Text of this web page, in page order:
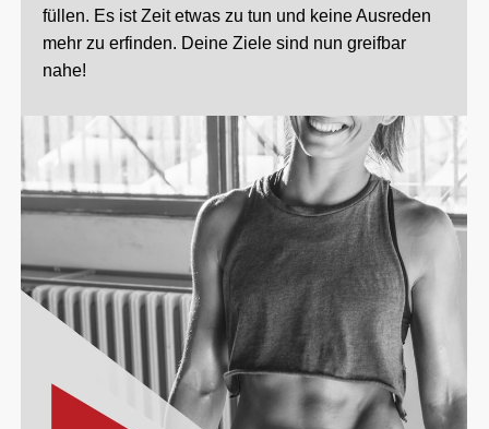
füllen. Es ist Zeit etwas zu tun und keine Ausreden
mehr zu erfinden. Deine Ziele sind nun greifbar
nahe!